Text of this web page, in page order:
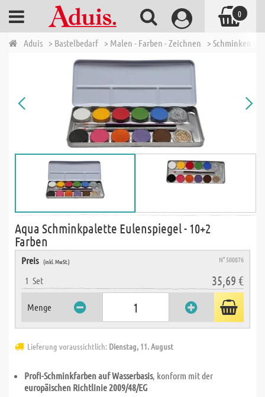
Aduis > Bastelbedarf > Malen - Farben - Zeichnen > Schminken &
Aqua Schminkpalette Eulenspiegel - 10+2
Farben
Preis (inkl. MwSt.) N° 500876
1 Set 35,69 €
Menge
Lieferung voraussichtlich: Dienstag, 11. August
Profi-Schminkfarben auf Wasserbasis, konform mit der
europäischen Richtlinie 2009/48/EG
0